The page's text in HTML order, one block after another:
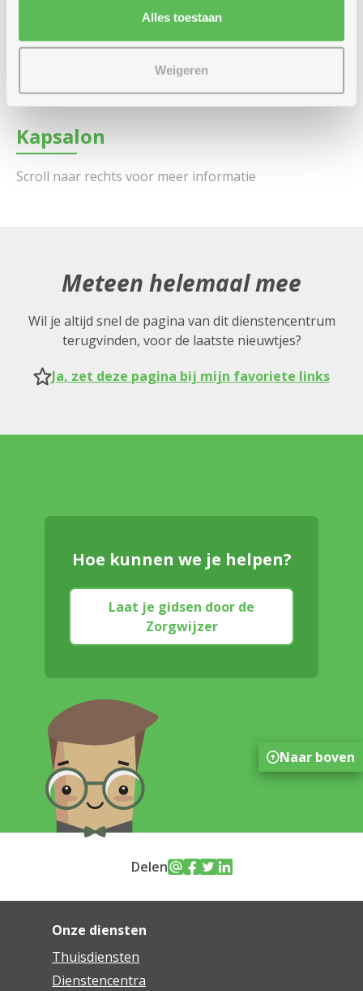
Alles toestaan
Weigeren
0476 43 68 23
Kapsalon
Meteen helemaal mee
Wil je altijd snel de pagina van dit dienstencentrum
terugvinden, voor de laatste nieuwtjes?
Ja, zet deze pagina bij mijn favoriete links
Hoe kunnen we je helpen?
Laat je gidsen door de
Zorgwijzer
Delen
Onze diensten
Thuisdiensten
Dienstencentra
Naar boven